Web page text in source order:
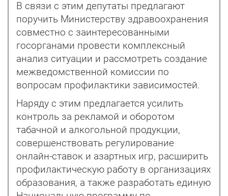
В связи с этим депутаты предлагают
поручить Министерству здравоохранения
совместно с заинтересованными
госорганами провести комплексный
анализ ситуации и рассмотреть создание
межведомственной комиссии по
вопросам профилактики зависимостей.
Наряду с этим предлагается усилить
контроль за рекламой и оборотом
табачной и алкогольной продукции,
совершенствовать регулирование
онлайн-ставок и азартных игр, расширить
профилактическую работу в организациях
образования, а также разработать единую